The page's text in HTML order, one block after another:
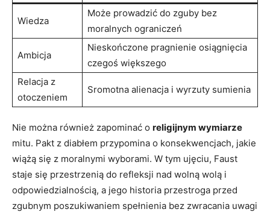
Wiedza
Może prowadzić do zguby bez
moralnych ograniczeń
Ambicja
Nieskończone pragnienie osiągnięcia
czegoś większego
Relacja z
otoczeniem
Sromotna alienacja i wyrzuty sumienia
Nie można również zapominać o religijnym wymiarze
mitu. Pakt z diabłem przypomina o konsekwencjach, jakie
wiążą się z moralnymi wyborami. W tym ujęciu, Faust
staje się przestrzenią do refleksji nad wolną wolą i
odpowiedzialnością, a jego historia przestroga przed
zgubnym poszukiwaniem spełnienia bez zwracania uwagi